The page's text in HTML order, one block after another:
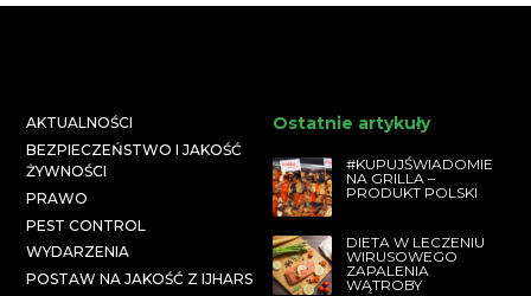
AKTUALNOŚCI
BEZPIECZEŃSTWO I JAKOŚĆ
ŻYWNOŚCI
PRAWO
PEST CONTROL
WYDARZENIA
POSTAW NA JAKOŚĆ Z IJHARS
Ostatnie artykuły
#KUPUJŚWIADOMIE
NA GRILLA –
PRODUKT POLSKI
DIETA W LECZENIU
WIRUSOWEGO
ZAPALENIA
WĄTROBY